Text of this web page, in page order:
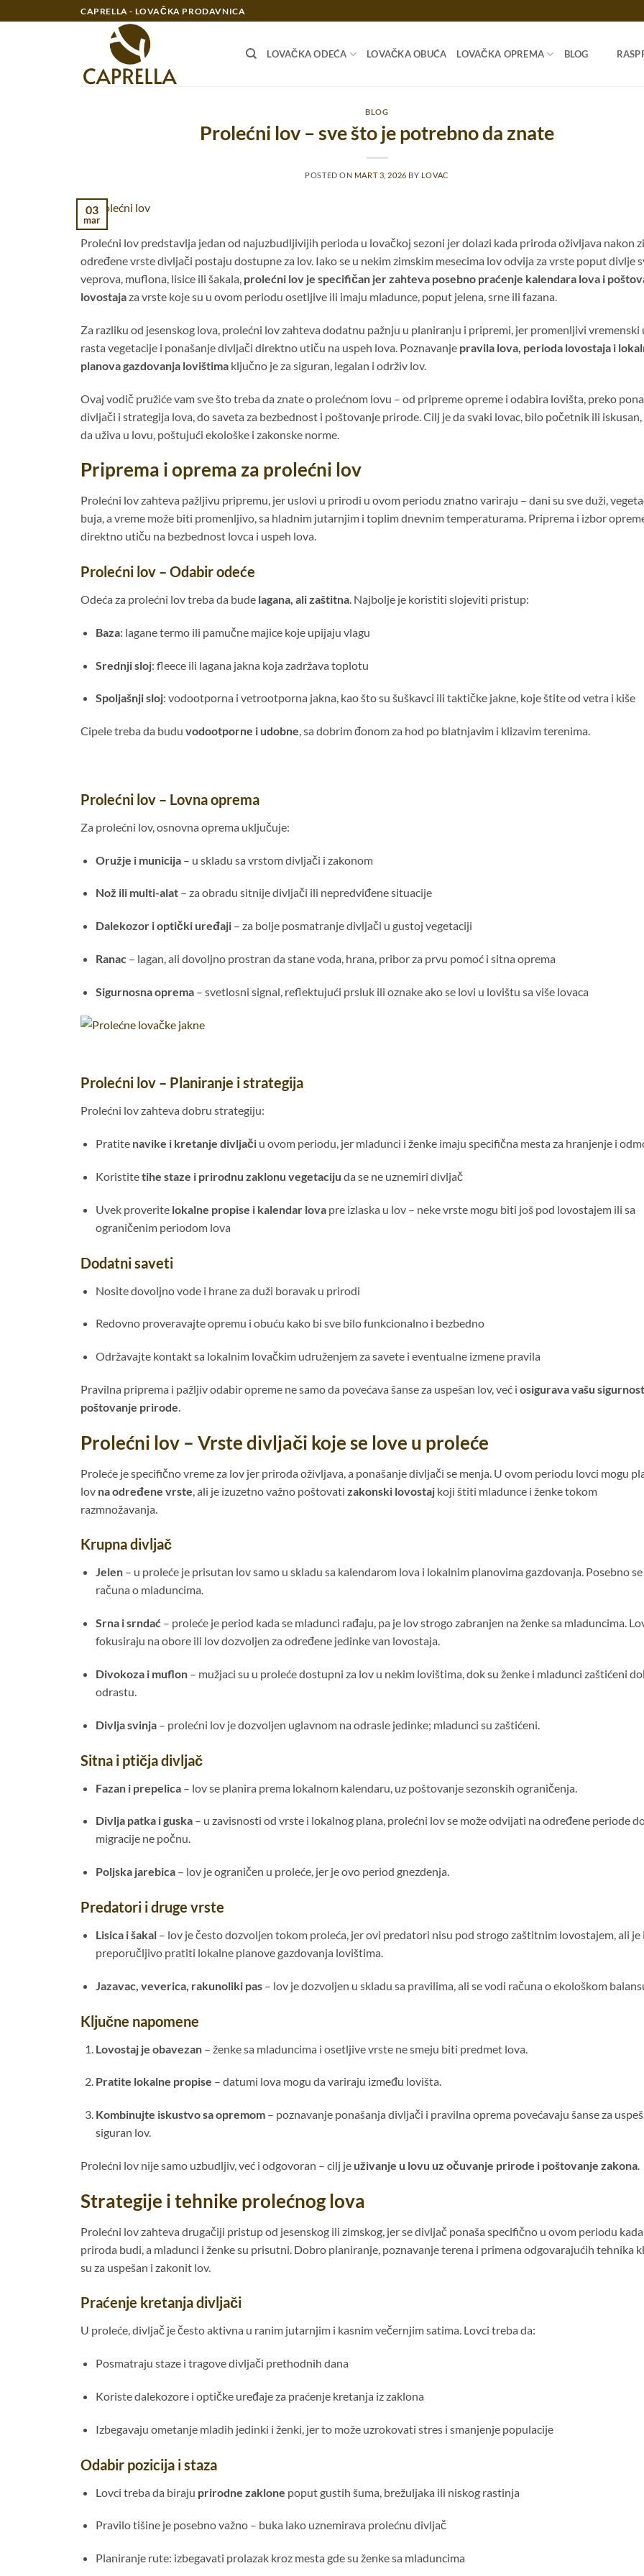
na
CAPRELLA - LOVAČKA PRODAVNICA
LOVAČKA ODEĆA LOVAČKA OBUĆA LOVAČKA OPREMA BLOG
BLOG
Prolećni lov – sve što je potrebno da znate
POSTED ON MART 3, 2026 BY LOVAC
03
mar
Prolećni lov predstavlja jedan od najuzbudljivijih perioda u lovačkoj sezoni jer dolazi kada priroda oživljava nakon
određene vrste divljači postaju dostupne za lov. Iako se u nekim zimskim mesecima lov odvija za vrste poput divlje
veprova, muflona, lisice ili šakala, prolećni lov je specifičan jer zahteva posebno praćenje kalendara lova i
lovostajaza vrste koje su u ovom periodu osetljive ili imaju mladunce, poput jelena, srne ili fazana.
Za razliku od jesenskog lova, prolećni lov zahteva dodatnu pažnju u planiranju i pripremi, jer promenljivi vremenski
rasta vegetacije i ponašanje divljači direktno utiču na uspeh lova. Poznavanje pravila lova, perioda lovostaja i
planova gazdovanja lovištima ključno je za siguran, legalan i održiv lov.
Ovaj vodič pružiće vam sve što treba da znate o prolećnom lovu – od pripreme opreme i odabira lovišta, preko
divljači i strategija lova, do saveta za bezbednost i poštovanje prirode. Cilj je da svaki lovac, bilo početnik ili iskusan,
da uživa u lovu, poštujući ekološke i zakonske norme.
Priprema i oprema za prolećni lov
Prolećni lov zahteva pažljivu pripremu, jer uslovi u prirodi u ovom periodu znatno variraju – dani su sve duži,
buja, a vreme može biti promenljivo, sa hladnim jutarnjim i toplim dnevnim temperaturama. Priprema i izbor
direktno utiču na bezbednost lovca i uspeh lova.
Prolećni lov – Odabir odeće
Odeća za prolećni lov treba da bude lagana, ali zaštitna. Najbolje je koristiti slojeviti pristup:
Baza: lagane termo ili pamučne majice koje upijaju vlagu
Srednji sloj: fleece ili lagana jakna koja zadržava toplotu
Spoljašnji sloj: vodootporna i vetrootporna jakna, kao što su šuškavci ili taktičke jakne, koje štite od vetra i kiše
Cipele treba da budu vodootporne i udobne, sa dobrim đonom za hod po blatnjavim i klizavim terenima.
Prolećni lov – Lovna oprema
Za prolećni lov, osnovna oprema uključuje:
Oružje i municija– u skladu sa vrstom divljači i zakonom
Nož ili multi-alat– za obradu sitnije divljači ili nepredviđene situacije
Dalekozor i optički uređaji– za bolje posmatranje divljači u gustoj vegetaciji
Ranac– lagan, ali dovoljno prostran da stane voda, hrana, pribor za prvu pomoć i sitna oprema
Sigurnosna oprema– svetlosni signal, reflektujući prsluk ili oznake ako se lovi u lovištu sa više lovaca
Prolećni lov – Planiranje i strategija
Prolećni lov zahteva dobru strategiju:
Pratite navike i kretanje divljačiu ovom periodu, jer mladunci i ženke imaju specifična mesta za hranjenje i
Koristitetihe staze i prirodnu zaklonu vegetaciju da se ne uznemiri divljač
Uvek proverite lokalne propise i kalendar lovapre izlaska u lov – neke vrste mogu biti još pod lovostajem ili sa
ograničenim periodom lova
Dodatni saveti
Nosite dovoljno vode i hrane za duži boravak u prirodi
Redovno proveravajte opremu i obuću kako bi sve bilo funkcionalno i bezbedno
Održavajte kontakt sa lokalnim lovačkim udruženjem za savete i eventualne izmene pravila
Pravilna priprema i pažljiv odabir opreme ne samo da povećava šanse za uspešan lov, već i osigurava vašu
poštovanje prirode.
Prolećni lov – Vrste divljači koje se love u proleće
Proleće je specifično vreme za lov jer priroda oživljava, a ponašanje divljači se menja. U ovom periodu lovci mogu
lov na određene vrste , ali je izuzetno važno poštovati zakonski lovostaj koji štiti mladunce i ženke tokom
razmnožavanja.
Krupna divljač
Jelen– u proleće je prisutan lov samo u skladu sa kalendarom lova i lokalnim planovima gazdovanja. Posebno
računa o mladuncima.
Srna i srndać– proleće je period kada se mladunci rađaju, pa je lov strogo zabranjen na ženke sa mladuncima.
fokusiraju na obore ili lov dozvoljen za određene jedinke van lovostaja.
Divokoza i muflon– mužjaci su u proleće dostupni za lov u nekim lovištima, dok su ženke i mladunci zaštićeni
odrastu.
Divlja svinja– prolećni lov je dozvoljen uglavnom na odrasle jedinke; mladunci su zaštićeni.
Sitna i ptičja divljač
Fazan i prepelica– lov se planira prema lokalnom kalendaru, uz poštovanje sezonskih ograničenja.
Divlja patka i guska– u zavisnosti od vrste i lokalnog plana, prolećni lov se može odvijati na određene periode
migracije ne počnu.
Poljska jarebica– lov je ograničen u proleće, jer je ovo period gnezdenja.
Predatori i druge vrste
Lisica i šakal– lov je često dozvoljen tokom proleća, jer ovi predatori nisu pod strogo zaštitnim lovostajem, ali je
preporučljivo pratiti lokalne planove gazdovanja lovištima.
Jazavac, veverica, rakunoliki pas– lov je dozvoljen u skladu sa pravilima, ali se vodi računa o ekološkom
Ključne napomene
Lovostaj je obavezan– ženke sa mladuncima i osetljive vrste ne smeju biti predmet lova.
Pratite lokalne propise – datumi lova mogu da variraju između lovišta.
Kombinujte iskustvo sa opremom– poznavanje ponašanja divljači i pravilna oprema povećavaju šanse za
siguran lov.
Prolećni lov nije samo uzbudljiv, već i odgovoran – cilj je uživanje u lovu uz očuvanje prirode i poštovanje zakona.
Strategije i tehnike prolećnog lova
Prolećni lov zahteva drugačiji pristup od jesenskog ili zimskog, jer se divljač ponaša specifično u ovom periodu
priroda budi, a mladunci i ženke su prisutni. Dobro planiranje, poznavanje terena i primena odgovarajućih tehnika
su za uspešan i zakonit lov.
Praćenje kretanja divljači
U proleće, divljač je često aktivna u ranim jutarnjim i kasnim večernjim satima. Lovci treba da:
Posmatraju staze i tragove divljači prethodnih dana
Koriste dalekozore i optičke uređaje za praćenje kretanja iz zaklona
Izbegavaju ometanje mladih jedinki i ženki, jer to može uzrokovati stres i smanjenje populacije
Odabir pozicija i staza
Lovci treba da biraju prirodne zaklone poput gustih šuma, brežuljaka ili niskog rastinja
Pravilo tišine je posebno važno – buka lako uznemirava prolećnu divljač
Planiranje rute: izbegavati prolazak kroz mesta gde su ženke sa mladuncima